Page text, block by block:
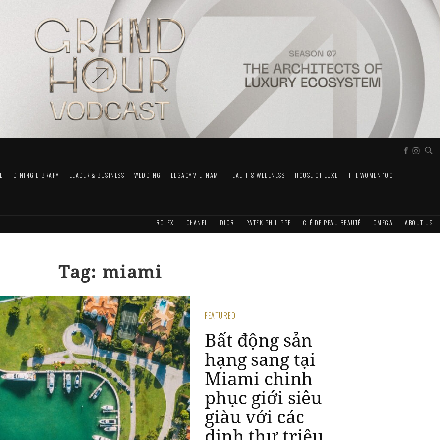
DINING LIBRARY LEADER & BUSINESS WEDDING LEGACY VIETNAM HEALTH & WELLNESS HOUSE OF LUXE THE WOMEN 100
ROLEX CHANEL DIOR PATEK PHILIPPE CLÉ DE PEAU BEAUTÉ OMEGA ABOUT US
Tag: miami
FEATURED
Aston Martin
Residences: Biểu
tượng đẳng cấp
bên vịnh
Biscayne
Aug 24, 2025 / Bất động sản